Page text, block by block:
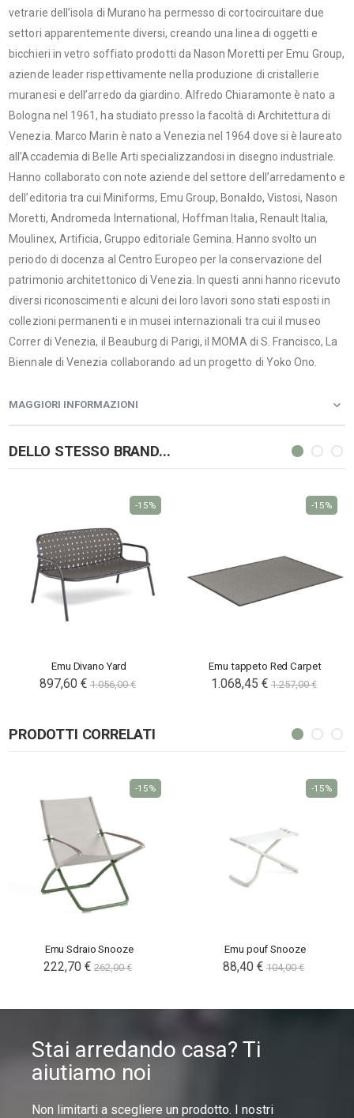
vetrarie dell’isola di Murano ha permesso di cortocircuitare due
settori apparentemente diversi, creando una linea di oggetti e
bicchieri in vetro soffiato prodotti da Nason Moretti per Emu Group,
aziende leader rispettivamente nella produzione di cristallerie
muranesi e dell’arredo da giardino. Alfredo Chiaramonte è nato a
Bologna nel 1961, ha studiato presso la facoltà di Architettura di
Venezia. Marco Marin è nato a Venezia nel 1964 dove si è laureato
all’Accademia di Belle Arti specializzandosi in disegno industriale.
Hanno collaborato con note aziende del settore dell’arredamento e
dell’editoria tra cui Miniforms, Emu Group, Bonaldo, Vistosi, Nason
Moretti, Andromeda International, Hoffman Italia, Renault Italia,
Moulinex, Artificia, Gruppo editoriale Gemina. Hanno svolto un
periodo di docenza al Centro Europeo per la conservazione del
patrimonio architettonico di Venezia. In questi anni hanno ricevuto
diversi riconoscimenti e alcuni dei loro lavori sono stati esposti in
collezioni permanenti e in musei internazionali tra cui il museo
Correr di Venezia, il Beauburg di Parigi, il MOMA di S. Francisco, La
Biennale di Venezia collaborando ad un progetto di Yoko Ono.
MAGGIORI INFORMAZIONI
DELLO STESSO BRAND...
Emu Divano Yard
897,60 € 1.056,00 €
-15%
Emu tappeto Red Carpet
1.068,45 € 1.257,00 €
-15%
PRODOTTI CORRELATI
Emu Sdraio Snooze
222,70 € 262,00 €
-15%
Emu pouf Snooze
88,40 € 104,00 €
-15%
Stai arredando casa? Ti
aiutiamo noi
Non limitarti a scegliere un prodotto. I nostri